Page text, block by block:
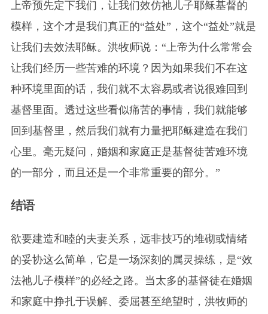
上帝预先定下我们，让我们效仿祂儿子耶稣基督的
模样，这个才是我们真正的“益处”，这个“益处”就是
让我们去效法耶稣。洪牧师说：“上帝为什么常常会
让我们经历一些苦难的环境？因为如果我们不在这
种环境里面的话，我们就不太容易或者说很难回到
基督里面。透过这些看似痛苦的事情，我们就能够
回到基督里，然后我们就有力量把耶稣建造在我们
心里。毫无疑问，婚姻和家庭正是基督徒苦难环境
的一部分，而且还是一个非常重要的部分。”
结语
欲要建造和睦的夫妻关系，远非技巧的堆砌或情绪
的妥协这么简单，它是一场深刻的属灵操练，是“效
法祂儿子模样”的必经之路。当太多的基督徒在婚姻
和家庭中挣扎于误解、委屈甚至绝望时，洪牧师的